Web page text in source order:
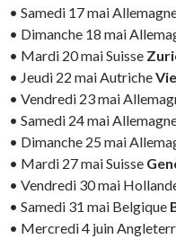
• Samedi 17 mai
• Dimanche 18 mai
• Mardi 20 mai Suisse
• Jeudi 22 mai Autriche
• Vendredi 23 mai
• Samedi 24 mai
• Dimanche 25 mai
• Mardi 27 mai Suisse
• Vendredi 30 mai
• Samedi 31 mai Belgique
• Mercredi 4 juin